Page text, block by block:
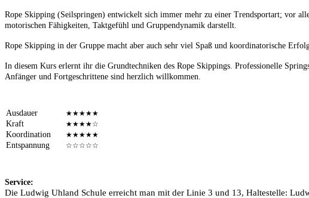
Rope Skipping (Seilspringen) entwickelt sich immer mehr zu einer Trendsportart; vor
motorischen Fähigkeiten, Taktgefühl und Gruppendynamik darstellt.
Rope Skipping in der Gruppe macht aber auch sehr viel Spaß und koordinatorische
In diesem Kurs erlernt ihr die Grundtechniken des Rope Skippings. Professionelle
Anfänger und Fortgeschrittene sind herzlich willkommen.
Ausdauer
Kraft
Koordination
Entspannung
★★★★★
★★★★☆
★★★★★
☆☆☆☆☆
Service:
Die Ludwig Uhland Schule erreicht man mit der Linie 3 und 13, Haltestelle: